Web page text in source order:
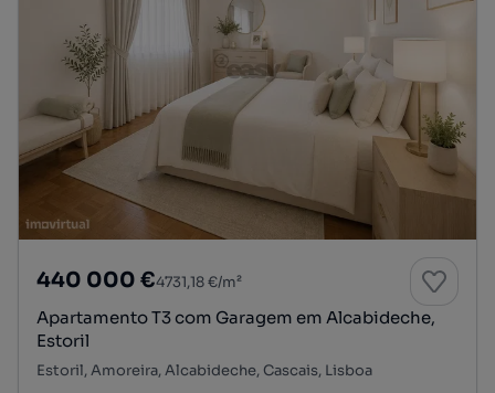
440 000 €4731,18 €/m²
Apartamento T3 com Garagem em Alcabideche,
Estoril
Estoril, Amoreira, Alcabideche, Cascais, Lisboa